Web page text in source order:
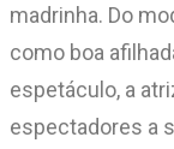
madrinha. Do
como boa
espetáculo, a
espectadores a